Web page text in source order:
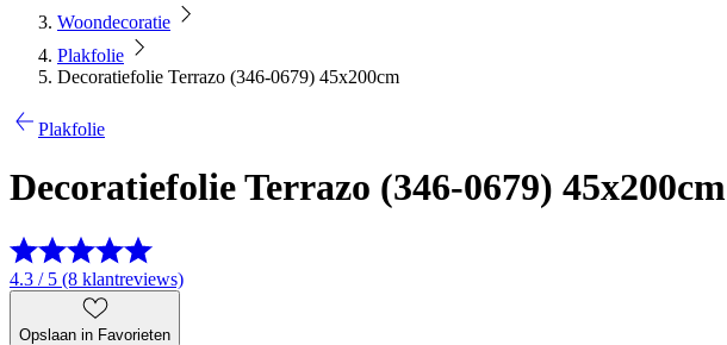
Woondecoratie
Plakfolie
Decoratiefolie Terrazo (346-0679) 45x200cm
Plakfolie
Decoratiefolie Terrazo (346-0679) 45x200cm
4.3 / 5 (8 klantreviews)
Opslaan in Favorieten